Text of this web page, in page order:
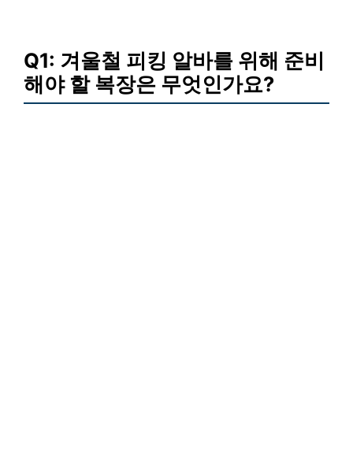
Q1: 겨울철 피킹 알바를 위해 준비
해야 할 복장은 무엇인가요?